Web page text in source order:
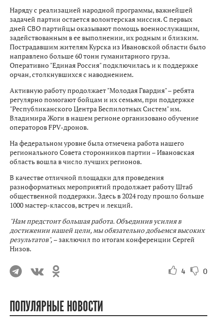
Наряду с реализацией народной программы, важнейшей
задачей партии остается волонтерская миссия. С первых
дней СВО партийцы оказывают помощь военнослужащим,
задействованным в ее выполнении, их родным и близким.
Пострадавшим жителям Курска из Ивановской области было
направлено больше 60 тонн гуманитарного груза.
Оперативно "Единая Россия" подключилась и к поддержке
орчан, столкнувшихся с наводнением.
Активную работу продолжает "Молодая Гвардия" – ребята
регулярно помогают бойцам и их семьям, при поддержке
"Республиканского Центра Беспилотных Систем" им.
Владимира Жоги в нашем регионе организовано обучение
операторов FPV-дронов.
На федеральном уровне была отмечена работа нашего
регионального Совета сторонников партии – Ивановская
область вошла в число лучших регионов.
В качестве отличной площадки для проведения
разноформатных мероприятий продолжает работу Штаб
общественной поддержки. Здесь в 2024 году прошло больше
1000 мастер-классов, встреч и лекций.
"Нам предстоит большая работа. Объединив усилия в
достижении нашей цели, мы обязательно добьемся высоких
результатов", – заключил по итогам конференции Сергей
Низов.
4 0
ПОПУЛЯРНЫЕ НОВОСТИ